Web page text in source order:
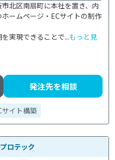
北区南扇町に本社を置き、内
ームページ・ECサイトの制作
実現できることで...もっと見
発注先を相談
サイト構築
ロテック